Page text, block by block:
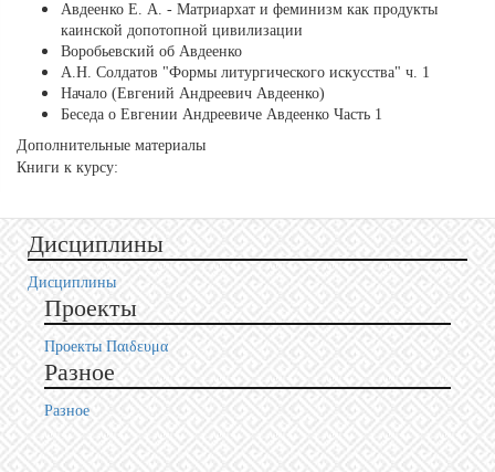
Авдеенко Е. А. - Матриархат и феминизм как продукты
каинской допотопной цивилизации
Воробьевский об Авдеенко
А.Н. Солдатов "Формы литургического искусства" ч. 1
Начало (Евгений Андреевич Авдеенко)
Беседа о Евгении Андреевиче Авдеенко Часть 1
Дополнительные материалы
Книги к курсу:
Дисциплины
Дисциплины
Проекты
Проекты Пαιδευμα
Разное
Разное